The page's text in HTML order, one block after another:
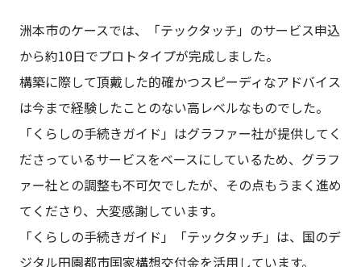
洲本市のケースでは、「テックタッチ」のサービス申込
から約10日でプロトタイプが完成しました。
構築に際して頂戴した的確かつスピーディなアドバイス
は今まで経験したことのない高レベルなものでした。
「くらしの手続きガイド」はグラファー社が提供してく
ださっているサービスをベースにしているため、グラフ
ァー社との調整も不可欠でしたが、その点もうまく進め
てくださり、大変感謝しています。
「くらしの手続きガイド」「テックタッチ」は、国のデ
ジタル田園都市国家構想交付金を活用しています。